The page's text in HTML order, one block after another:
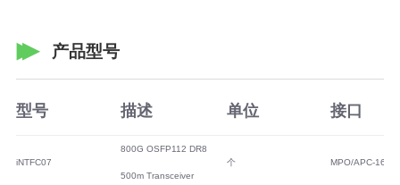
产品型号
型号 描述 单位 接口
iNTFC07
800G OSFP112 DR8
500m Transceiver
个 MPO/APC-16